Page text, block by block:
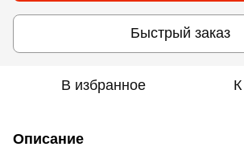
Быстрый заказ
В избранное
Описание